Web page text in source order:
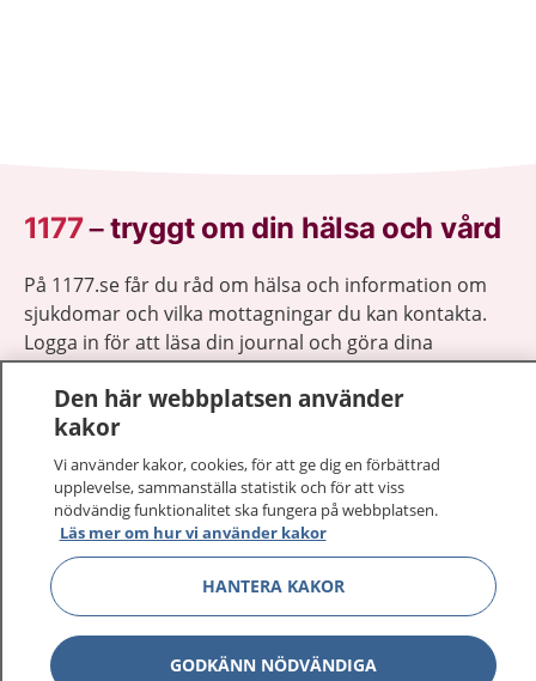
1177–tryggt om din hälsa och vård
På 1177.se får du råd om hälsa och information om
sjukdomar och vilka mottagningar du kan kontakta.
Logga in för att läsa din journal och göra dina
vårdärenden. Ring telefonnummer 1177 för
sjukvårdsrådgivning dygnet runt.
1177 ger dig råd när du vill må bättre.
1177 på flera språk Visa
Om 1177 Visa
Den här webbplatsen använder
kakor
Vi använder kakor, cookies, för att ge dig en förbättrad
upplevelse, sammanställa statistik och för att viss
nödvändig funktionalitet ska fungera på webbplatsen.
Läs mer om hur vi använder kakor
HANTERA KAKOR
GODKÄNN NÖDVÄNDIGA